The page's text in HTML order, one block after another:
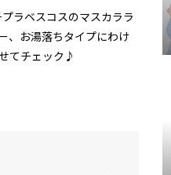
ラベスコスのマスカララ
、お湯落ちタイプにわけ
てチェック♪